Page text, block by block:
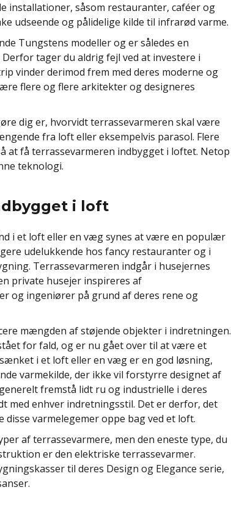
installationer, såsom restauranter, caféer og
udseende og pålidelige kilde til infrarød varme.
Tungstens modeller og er således en
tager du aldrig fejl ved at investere i
vinder derimod frem med deres moderne og
flere og flere arkitekter og designeres
dig er, hvorvidt terrassevarmeren skal være
fra loft eller eksempelvis parasol. Flere
at få terrassevarmeren indbygget i loftet. Netop
teknologi.
i loft
i et loft eller en væg synes at være en populær
udelukkende hos fancy restauranter og i
Terrassevarmeren indgår i husejernes
private husejer inspireres af
og ingeniører på grund af deres rene og
mængden af støjende objekter i indretningen.
for fald, og er nu gået over til at være et
i et loft eller en væg er en god løsning,
varmekilde, der ikke vil forstyrre designet af
fremstå lidt ru og industrielle i deres
med enhver indretningsstil. Det er derfor, det
varmelegemer oppe bag ved ​​et loft.
af terrassevarmere, men den eneste type, du
er den elektriske terrassevarmer.
til deres Design og Elegance serie,